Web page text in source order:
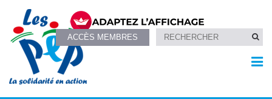
ACCÈS MEMBRES